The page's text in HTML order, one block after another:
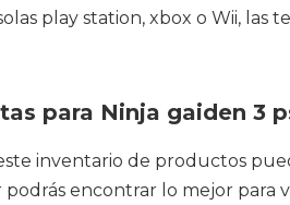
play station, xbox o Wii,
para Ninja gaiden 3
inventario de productos
encontrar lo mejor para